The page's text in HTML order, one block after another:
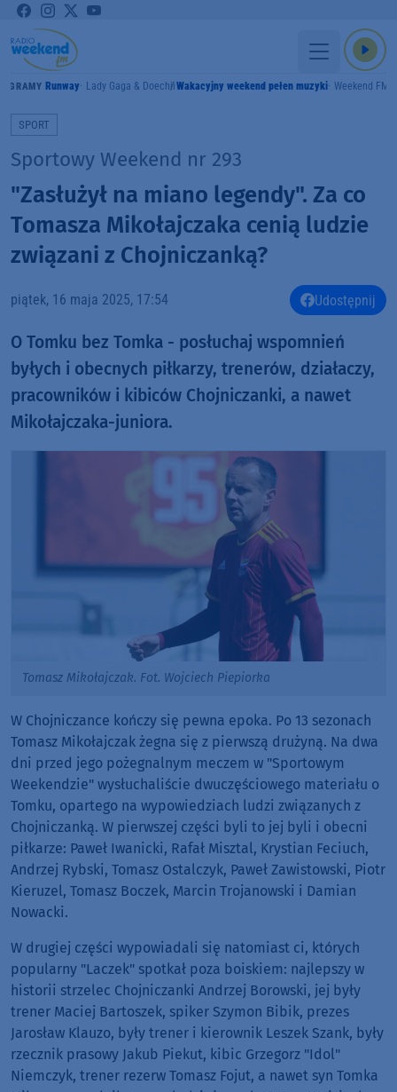
GRAMY Runway Lady Gaga & DoechiiWakacyjny weekend pełen muzyki Weekend FM
SPORT
Sportowy Weekend nr 293
"Zasłużył na miano legendy". Za co
Tomasza Mikołajczaka cenią ludzie
związani z Chojniczanką?
piątek, 16 maja 2025, 17:54 Udostępnij
O Tomku bez Tomka - posłuchaj wspomnień
byłych i obecnych piłkarzy, trenerów, działaczy,
pracowników i kibiców Chojniczanki, a nawet
Mikołajczaka-juniora.
Tomasz Mikołajczak. Fot. Wojciech Piepiorka
W Chojniczance kończy się pewna epoka. Po 13 sezonach
Tomasz Mikołajczak żegna się z pierwszą drużyną. Na dwa
dni przed jego pożegnalnym meczem w "Sportowym
Weekendzie" wysłuchaliście dwuczęściowego materiału o
Tomku, opartego na wypowiedziach ludzi związanych z
Chojniczanką. W pierwszej części byli to jej byli i obecni
piłkarze: Paweł Iwanicki, Rafał Misztal, Krystian Feciuch,
Andrzej Rybski, Tomasz Ostalczyk, Paweł Zawistowski, Piotr
Kieruzel, Tomasz Boczek, Marcin Trojanowski i Damian
Nowacki.
W drugiej części wypowiadali się natomiast ci, których
popularny "Laczek" spotkał poza boiskiem: najlepszy w
historii strzelec Chojniczanki Andrzej Borowski, jej były
trener Maciej Bartoszek, spiker Szymon Bibik, prezes
Jarosław Klauzo, były trener i kierownik Leszek Szank, były
rzecznik prasowy Jakub Piekut, kibic Grzegorz "Idol"
Niemczyk, trener rezerw Tomasz Fojut, a nawet syn Tomka